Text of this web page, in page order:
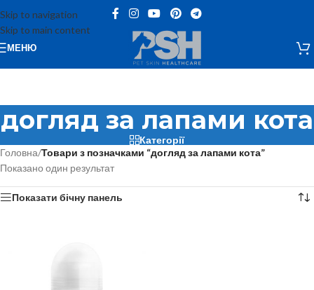
Skip to navigation
Skip to main content
МЕНЮ
догляд за лапами кота
Категорії
Головна/Товари з позначками “догляд за лапами кота”
Показано один результат
Показати бічну панель